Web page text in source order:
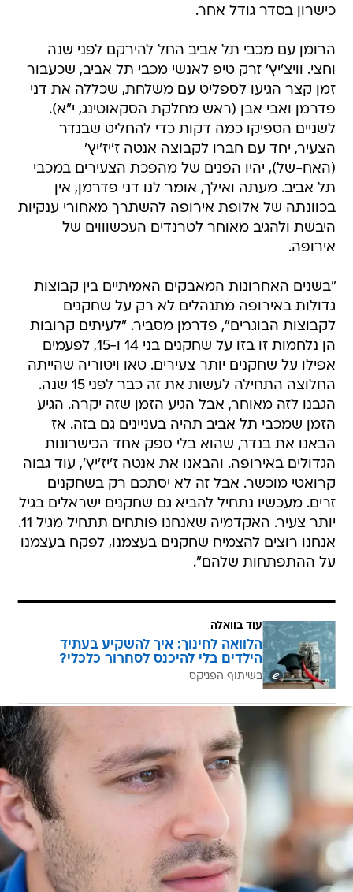
כישרון בסדר גודל אחר.
הרומן עם מכבי תל אביב החל להירקם לפני שנה
וחצי. וויצ'יץ' זרק טיפ לאנשי מכבי תל אביב, שכעבור
זמן קצר הגיעו לספליט עם משלחת, שכללה את דני
פדרמן ואבי אבן (ראש מחלקת הסקאוטינג, י"א).
לשניים הספיקו כמה דקות כדי להחליט שבנדר
הצעיר, יחד עם חברו לקבוצה אנטה ז'יז'יץ'
(האח-של), יהיו הפנים של מהפכת הצעירים במכבי
תל אביב. מעתה ואילך, אומר לנו דני פדרמן, אין
בכוונתה של אלופת אירופה להשתרך מאחורי ענקיות
היבשת ולהגיב מאוחר לטרנדים העכשוווים של
אירופה.
"בשנים האחרונות המאבקים האמיתיים בין קבוצות
גדולות באירופה מתנהלים לא רק על שחקנים
לקבוצות הבוגרים", פדרמן מסביר. "לעיתים קרובות
הן נלחמות זו בזו על שחקנים בני 14 ו-15, לפעמים
אפילו על שחקנים יותר צעירים. טאו ויטוריה שהייתה
החלוצה התחילה לעשות את זה כבר לפני 15 שנה.
הגבנו לזה מאוחר, אבל הגיע הזמן שזה יקרה. הגיע
הזמן שמכבי תל אביב תהיה בעניינים גם בזה. אז
הבאנו את בנדר, שהוא בלי ספק אחד הכישרונות
הגדולים באירופה. והבאנו את אנטה ז'יז'יץ', עוד גבוה
קרואטי מוכשר. אבל זה לא יסתכם רק בשחקנים
זרים. מעכשיו נתחיל להביא גם שחקנים ישראלים בגיל
יותר צעיר. האקדמיה שאנחנו פותחים תתחיל מגיל 11.
אנחנו רוצים להצמיח שחקנים בעצמנו, לפקח בעצמנו
על ההתפתחות שלהם".
עוד בוואלה
הלוואה לחינוך: איך להשקיע בעתיד
הילדים בלי להיכנס לסחרור כלכלי?
בשיתוף הפניקס